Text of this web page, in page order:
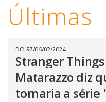
Últimas
DO R7/06/02/2024
Stranger
Matarazzo diz
tornaria a